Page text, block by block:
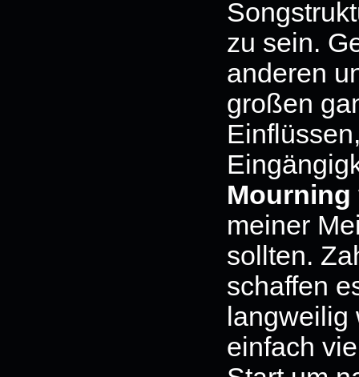
zu sein.
anderen
großen
Mourning
meiner
sollten.
schaffen
einfach